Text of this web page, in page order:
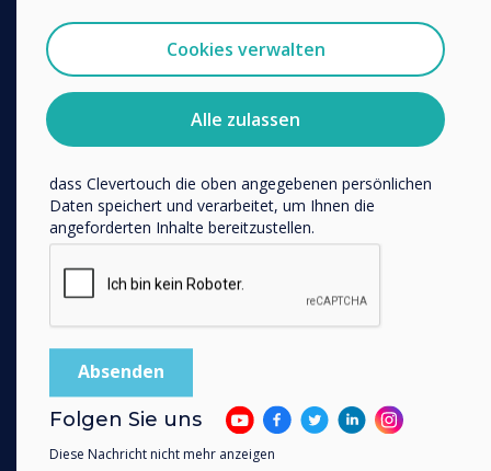
Zubehör
Collaboration
Lösungen
Einzelhandel
Gesundheitswesen
Weiterführende Schulen
Kundenberichte
Arbeiten im Homeoffice
Folgen Sie uns
YouTube
Cookies verwalten
Alle zulassen
Sie können diese Benachrichtigungen jederzeit
abbestellen. Weitere Informationen zum Abbestellen, zu
unseren Datenschutzverfahren und dazu, wie wir Ihre
Privatsphäre schützen und respektieren, finden Sie in
unserer Datenschutzrichtlinie.
dass Clevertouch die oben angegebenen persönlichen
Daten speichert und verarbeitet, um Ihnen die
angeforderten Inhalte bereitzustellen.
Folgen Sie uns
Diese Nachricht nicht mehr anzeigen